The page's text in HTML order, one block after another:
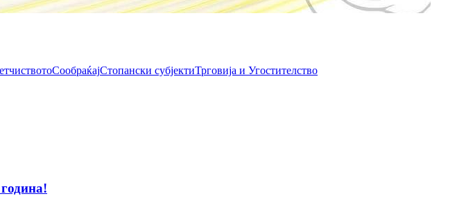
СообраќајСтопански субјектиТрговија и Угостителство